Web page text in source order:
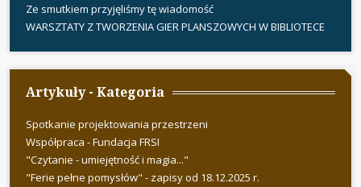
Ze smutkiem przyjęliśmy tę wiadomość
WARSZTATY Z TWORZENIA GIER PLANSZOWYCH W BIBLIOTECE
Artykuły - Kategoria
Spotkanie projektowania przestrzeni
Współpraca - Fundacja FRSI
"Czytanie - umiejętność i magia..."
"Ferie pełne pomysłów" - zapisy od 18.12.2025 r.